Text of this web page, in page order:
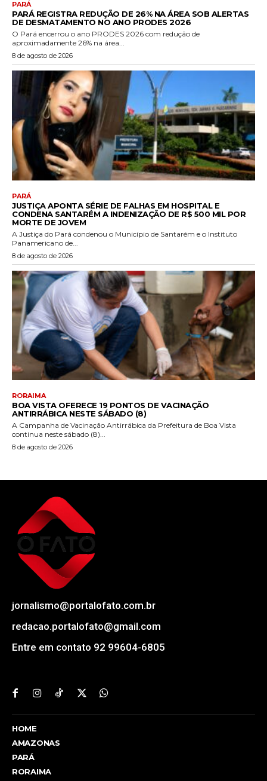
PARÁ
PARÁ REGISTRA REDUÇÃO DE 26% NA ÁREA SOB ALERTAS
DE DESMATAMENTO NO ANO PRODES 2026
O Pará encerrou o ano PRODES 2026 com redução de
aproximadamente 26% na área...
8 de agosto de 2026
PARÁ
JUSTIÇA APONTA SÉRIE DE FALHAS EM HOSPITAL E
CONDENA SANTARÉM A INDENIZAÇÃO DE R$ 500 MIL POR
MORTE DE JOVEM
A Justiça do Pará condenou o Município de Santarém e o Instituto
Panamericano de...
8 de agosto de 2026
RORAIMA
BOA VISTA OFERECE 19 PONTOS DE VACINAÇÃO
ANTIRRÁBICA NESTE SÁBADO (8)
A Campanha de Vacinação Antirrábica da Prefeitura de Boa Vista
continua neste sábado (8)...
8 de agosto de 2026
jornalismo@portalofato.com.br
redacao.portalofato@gmail.com
Entre em contato 92 99604-6805
HOME
AMAZONAS
PARÁ
RORAIMA